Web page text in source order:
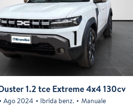
1.2 tce Extreme 4x4 130cv
Ago 2024 Ibrida benz. Manuale